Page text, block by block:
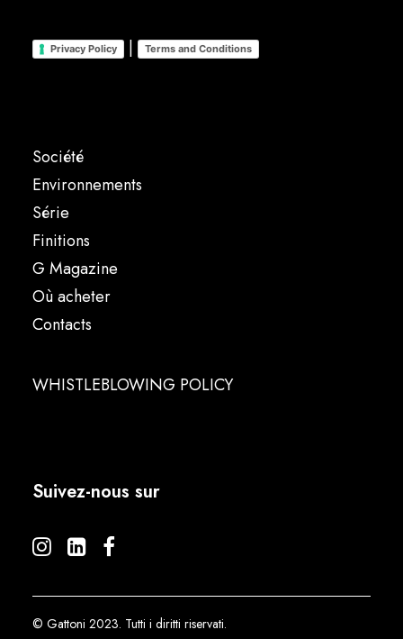
Privacy Policy | Terms and Conditions
Société
Environnements
Série
Finitions
G Magazine
Où acheter
Contacts
WHISTLEBLOWING POLICY
Suivez-nous sur
© Gattoni 2023. Tutti i diritti riservati.